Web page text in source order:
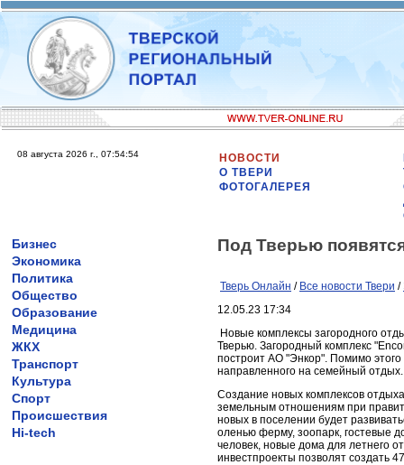
08 августа 2026 г., 07:54:54
НОВОСТИ
О ТВЕРИ
ФОТОГАЛЕРЕЯ
Бизнес
Экономика
Политика
Общество
Образование
Медицина
ЖКХ
Транспорт
Культура
Спорт
Происшествия
Hi-tech
Под Тверью
Тверь Онлайн / Все новости Твери /
12.05.23 17:34
Новые комплексы загородного
Тверью. Загородный комплекс
построит АО "Энкор". Помимо
направленного на семейный отдых.
Создание новых комплексов
земельным отношениям при
новых в поселении будет
оленью ферму, зоопарк, гостевые
человек, новые дома для летнего
инвестпроекты позволят создать